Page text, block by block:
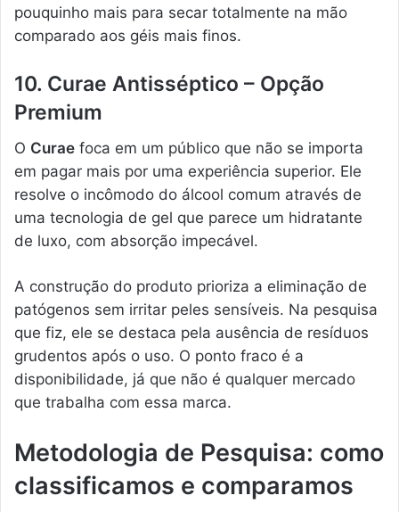
pouquinho mais para secar totalmente na mão
comparado aos géis mais finos.
10. Curae Antisséptico – Opção
Premium
O Curae foca em um público que não se importa
em pagar mais por uma experiência superior. Ele
resolve o incômodo do álcool comum através de
uma tecnologia de gel que parece um hidratante
de luxo, com absorção impecável.
A construção do produto prioriza a eliminação de
patógenos sem irritar peles sensíveis. Na pesquisa
que fiz, ele se destaca pela ausência de resíduos
grudentos após o uso. O ponto fraco é a
disponibilidade, já que não é qualquer mercado
que trabalha com essa marca.
Metodologia de Pesquisa: como
classificamos e comparamos